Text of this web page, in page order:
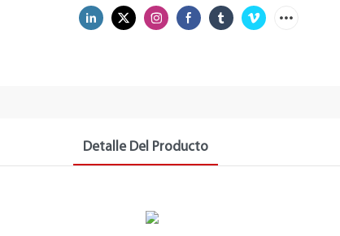
Detalle Del Producto